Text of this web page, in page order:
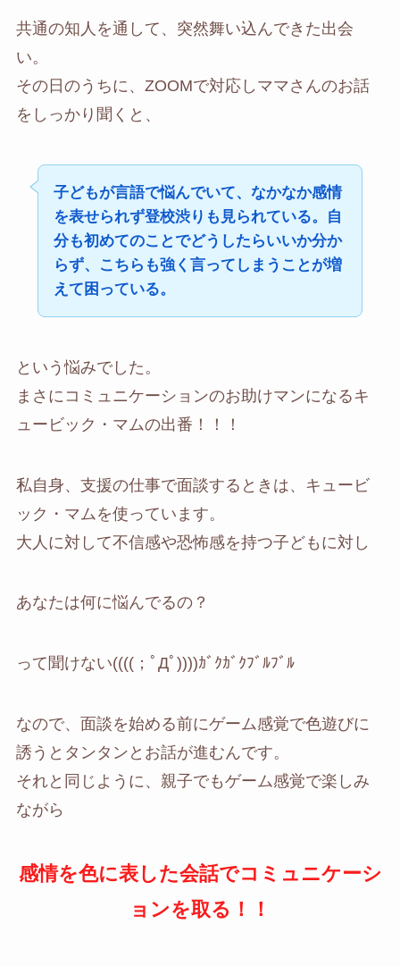
共通の知人を通して、突然舞い込んできた出会
い。
その日のうちに、ZOOMで対応しママさんのお話
をしっかり聞くと、
子どもが言語で悩んでいて、なかなか感情
を表せられず登校渋りも見られている。自
分も初めてのことでどうしたらいいか分か
らず、こちらも強く言ってしまうことが増
えて困っている。
という悩みでした。
まさにコミュニケーションのお助けマンになるキ
ュービック・マムの出番！！！
私自身、支援の仕事で面談するときは、キュービ
ック・マムを使っています。
大人に対して不信感や恐怖感を持つ子どもに対し
あなたは何に悩んでるの？
って聞けない((((；ﾟДﾟ))))ｶﾞｸｶﾞｸﾌﾞﾙﾌﾞﾙ
なので、面談を始める前にゲーム感覚で色遊びに
誘うとタンタンとお話が進むんです。
それと同じように、親子でもゲーム感覚で楽しみ
ながら
感情を色に表した会話でコミュニケーシ
ョンを取る！！